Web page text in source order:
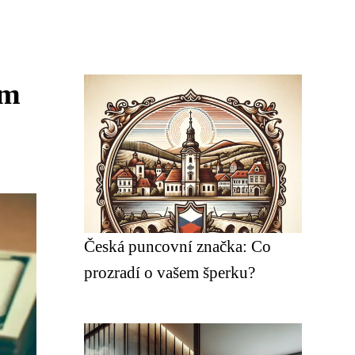
Česká puncovní značka: Co
prozradí o vašem šperku?